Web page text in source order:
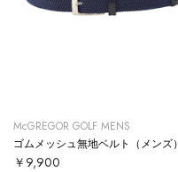
McGREGOR GOLF MENS
ゴムメッシュ無地ベルト（メンズ）
￥9,900